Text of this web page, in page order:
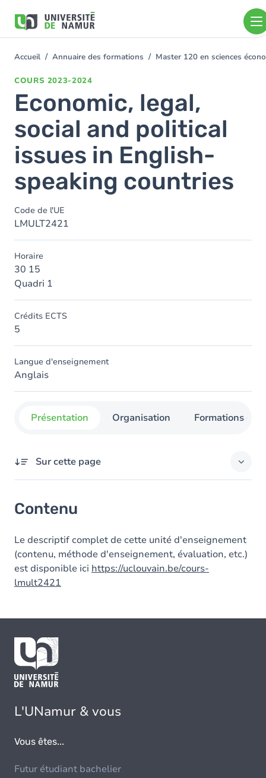
contenu
You
Accueil Annuaire des formations Master 120 en sciences
COURS 2023-2024
Economic, legal,
social and political
issues in English-
speaking countries
Code de l'UE
LMULT2421
Horaire
30 15
Quadri 1
Crédits ECTS
5
Langue d'enseignement
Anglais
Présentation Organisation Formations
Sur cette page
Contenu
Le descriptif complet de cette unité d'enseignement
(contenu, méthode d'enseignement, évaluation, etc.)
est disponible ici https://uclouvain.be/cours-
lmult2421
L'UNamur & vous
Vous êtes...
Futur étudiant bachelier